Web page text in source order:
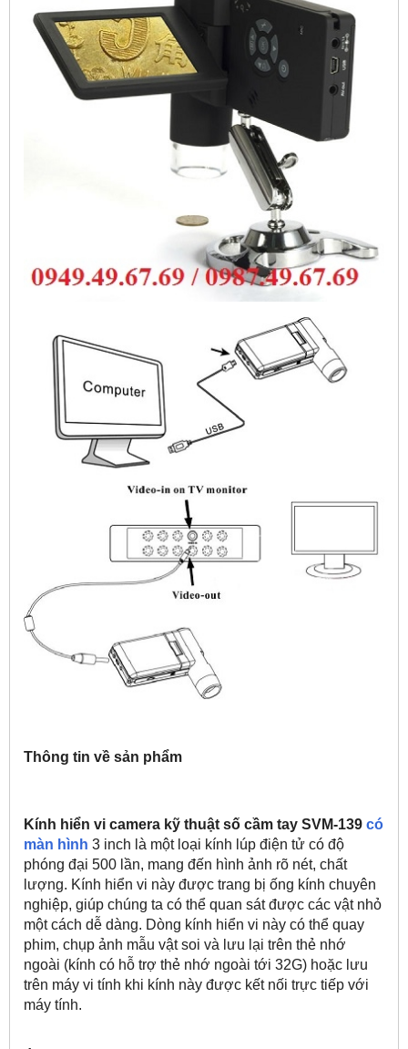
Thông tin về sản phẩm
Kính hiển vi camera kỹ thuật số cầm tay SVM-139 có
màn hình 3 inch là một loại kính lúp điện tử có độ
phóng đại 500 lần, mang đến hình ảnh rõ nét, chất
lượng. Kính hiển vi này được trang bị ống kính chuyên
nghiệp, giúp chúng ta có thể quan sát được các vật nhỏ
một cách dễ dàng. Dòng kính hiển vi này có thể quay
phim, chụp ảnh mẫu vật soi và lưu lại trên thẻ nhớ
ngoài (kính có hỗ trợ thẻ nhớ ngoài tới 32G) hoặc lưu
trên máy vi tính khi kính này được kết nối trực tiếp với
máy tính.